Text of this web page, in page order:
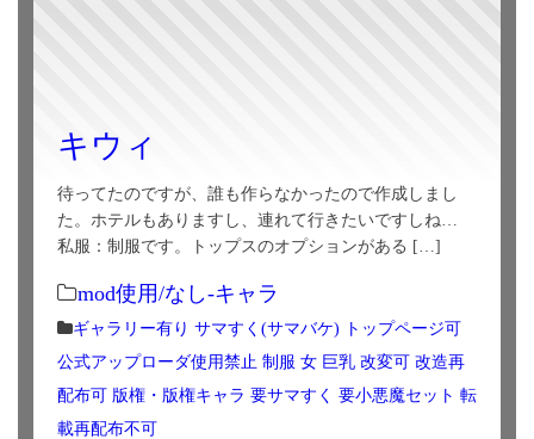
キウィ
待ってたのですが、誰も作らなかったので作成しまし
た。ホテルもありますし、連れて行きたいですしね…
私服：制服です。トップスのオプションがある […]
mod使用/なし-キャラ
ギャラリー有り サマすく(サマバケ)
トップページ可
公式アップローダ使用禁止 制服 女 巨乳 改変可 改造再
配布可 版権・版権キャラ 要サマすく 要小悪魔セット 転
載再配布不可